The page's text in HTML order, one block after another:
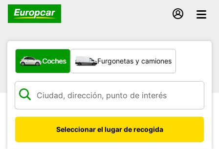
¿Qué tipo de vehículo?
Coches Furgonetas y camiones
Seleccionar el lugar de recogida